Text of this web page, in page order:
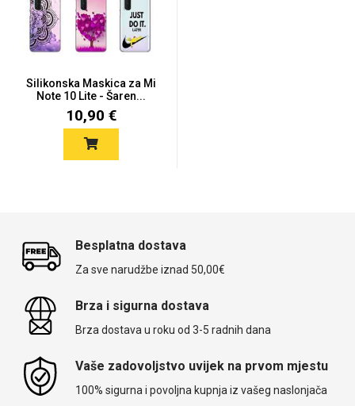
Silikonska Maskica za Mi
Note 10 Lite - Šaren...
10,90 €
Besplatna dostava
Za sve narudžbe iznad 50,00€
Brza i sigurna dostava
Brza dostava u roku od 3-5 radnih dana
Vaše zadovoljstvo uvijek na prvom mjestu
100% sigurna i povoljna kupnja iz vašeg naslonjača